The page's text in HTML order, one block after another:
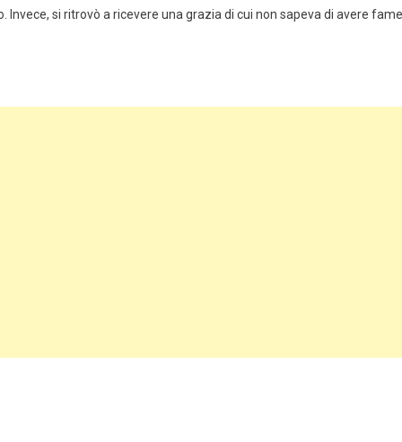
si ritrovò a ricevere una grazia di cui non sapeva di avere